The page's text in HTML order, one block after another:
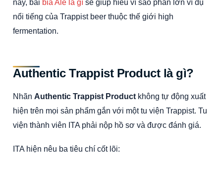
này, bài bia Ale là gì sẽ giúp hiểu vì sao phần lớn ví dụ
nổi tiếng của Trappist beer thuộc thế giới high
fermentation.
Authentic Trappist Product là gì?
Nhãn Authentic Trappist Product không tự động xuất
hiện trên mọi sản phẩm gắn với một tu viện Trappist. Tu
viện thành viên ITA phải nộp hồ sơ và được đánh giá.
ITA hiện nêu ba tiêu chí cốt lõi: